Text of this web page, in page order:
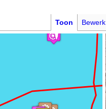
Toon Bewerk